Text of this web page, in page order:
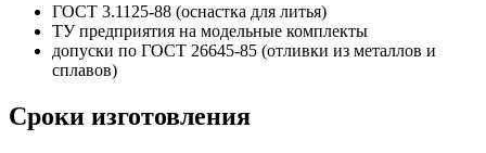
ГОСТ 3.1125-88 (оснастка для литья)
ТУ предприятия на модельные комплекты
допуски по ГОСТ 26645-85 (отливки из металлов и
сплавов)
Сроки изготовления